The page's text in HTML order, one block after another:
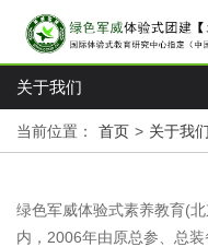
关于我们
当前位置： 首页 > 关于我们
绿色军威体验式素养教育(
内，2006年由原总参、总